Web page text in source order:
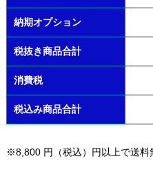
納期オプション
税抜き商品合計
消費税
税込み商品合計
※8,800 円（税込）円以上で送料